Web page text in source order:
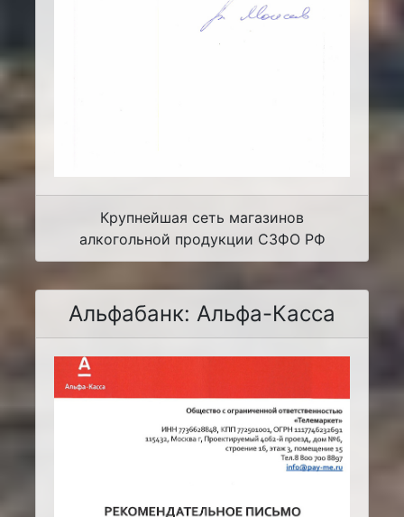
Крупнейшая сеть магазинов
алкогольной продукции СЗФО РФ
Альфабанк: Альфа-Касса